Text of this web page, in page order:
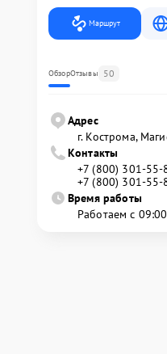
Маршрут
ОбзорОтзывы 50
Адрес
г. Кострома,
Контакты
+7 (800) 301-55-
+7 (800) 301-55-
Время работы
Работаем с